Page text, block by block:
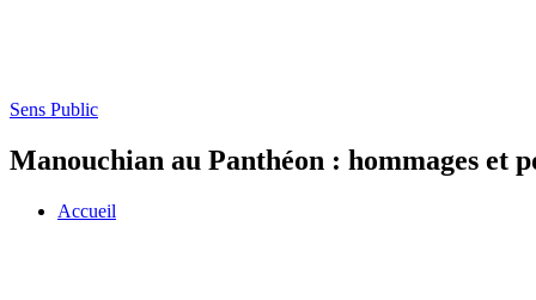
Sens Public
Manouchian au Panthéon : hommages et
Accueil